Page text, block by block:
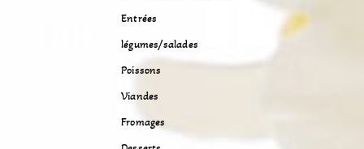
Entrées
légumes/salades
Poissons
Viandes
Fromages